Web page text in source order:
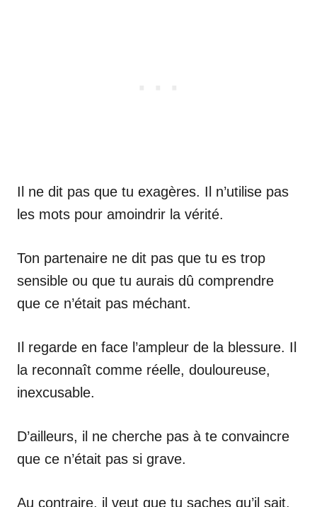
Il ne dit pas que tu exagères. Il n’utilise pas
les mots pour amoindrir la vérité.
Ton partenaire ne dit pas que tu es trop
sensible ou que tu aurais dû comprendre
que ce n’était pas méchant.
Il regarde en face l’ampleur de la blessure. Il
la reconnaît comme réelle, douloureuse,
inexcusable.
D’ailleurs, il ne cherche pas à te convaincre
que ce n’était pas si grave.
Au contraire, il veut que tu saches qu’il sait.